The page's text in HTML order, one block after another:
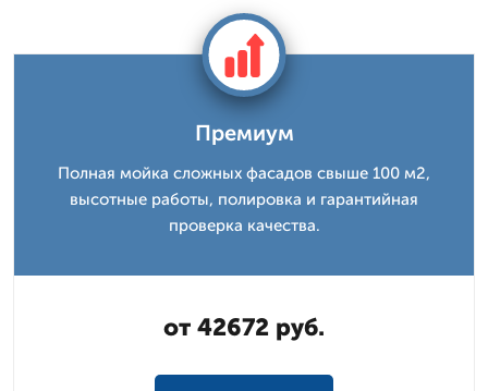
Премиум
Полная мойка сложных фасадов свыше 100 м2,
высотные работы, полировка и гарантийная
проверка качества.
от 42672 руб.